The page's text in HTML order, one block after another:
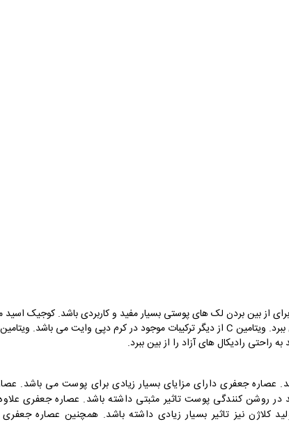
از بین بردن لک های پوستی بسیار مفید و کاربردی باشد. کوجیک اسید
جعفری دارای مزایای بسیار زیادی برای پوست می باشد.
روشن کنندگی پوست تاثیر مثبتی داشته باشد. عصاره جعفری
کلاژن نیز تاثیر بسیار زیادی داشته باشد. همچنین عصاره